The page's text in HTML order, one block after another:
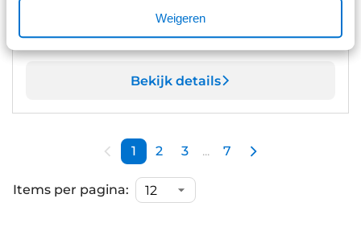
Weigeren
Verwacht
Bekijk details
1 2 3 ... 7
Items per pagina: